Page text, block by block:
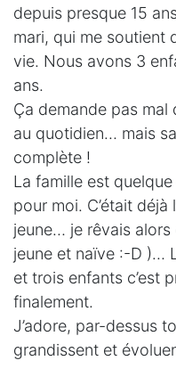
depuis presque 15
mari, qui me soutient
vie. Nous avons 3
ans.
Ça demande pas mal
au quotidien… mais
complète !
La famille est
pour moi. C’était déjà
jeune… je rêvais alors
jeune et naïve :-D )…
et trois enfants c’est
finalement.
J’adore, par-dessus
grandissent et